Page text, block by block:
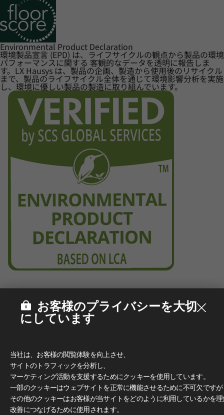
Environmental Product Declaration
環境製品宣言 (EPD) は、ライフサイクルの観点から製品の環境
パフォーマンスに関する 客観的なデータを透明に報告しま
す。LX Hausys は、製品の企画、製造から使用後のリサイクル
まで、製品のライフサイクル全体を通じて環境影響分析を実施
し、環境に優しい製品の製造に取り組んでいます。
お客様のプライバシーを大切
にしています
当社は、お客様の閲覧体験を向上させ、
サイトのトラフィックを分析し、
マーケティング活動を支援するためにクッキーを使用しています。
一部のクッキーはウェブサイトを正常に機能させるために不可欠です
その他のクッキーはお客様が当サイトをどのように利用しているかを
改善につなげるために使用されます。